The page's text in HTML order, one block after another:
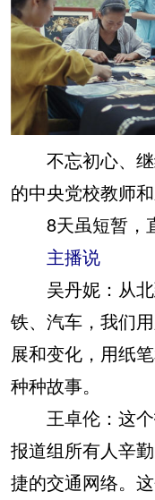
不忘初心、继
的中央党校教师
8天虽短暂，直
主播说
吴丹妮： 从
铁、汽车，我们
展和变化，用纸
种种故事。
王卓伦： 这
报道组所有人辛
捷的交通网络。